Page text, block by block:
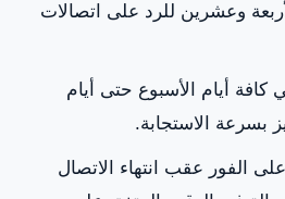
وعشرين للرد على اتصالات
كافة أيام الأسبوع حتى أيام
بسرعة الاستجابة.
الفور عقب انتهاء الاتصال